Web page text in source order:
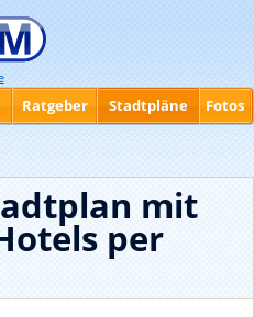
mit
per
Ratgeber Stadtpläne Fotos